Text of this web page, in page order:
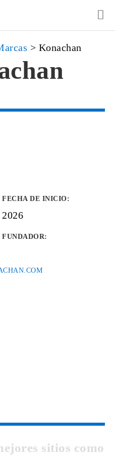
> Konachan
FECHA DE INICIO:
2026
FUNDADOR:
sitios como